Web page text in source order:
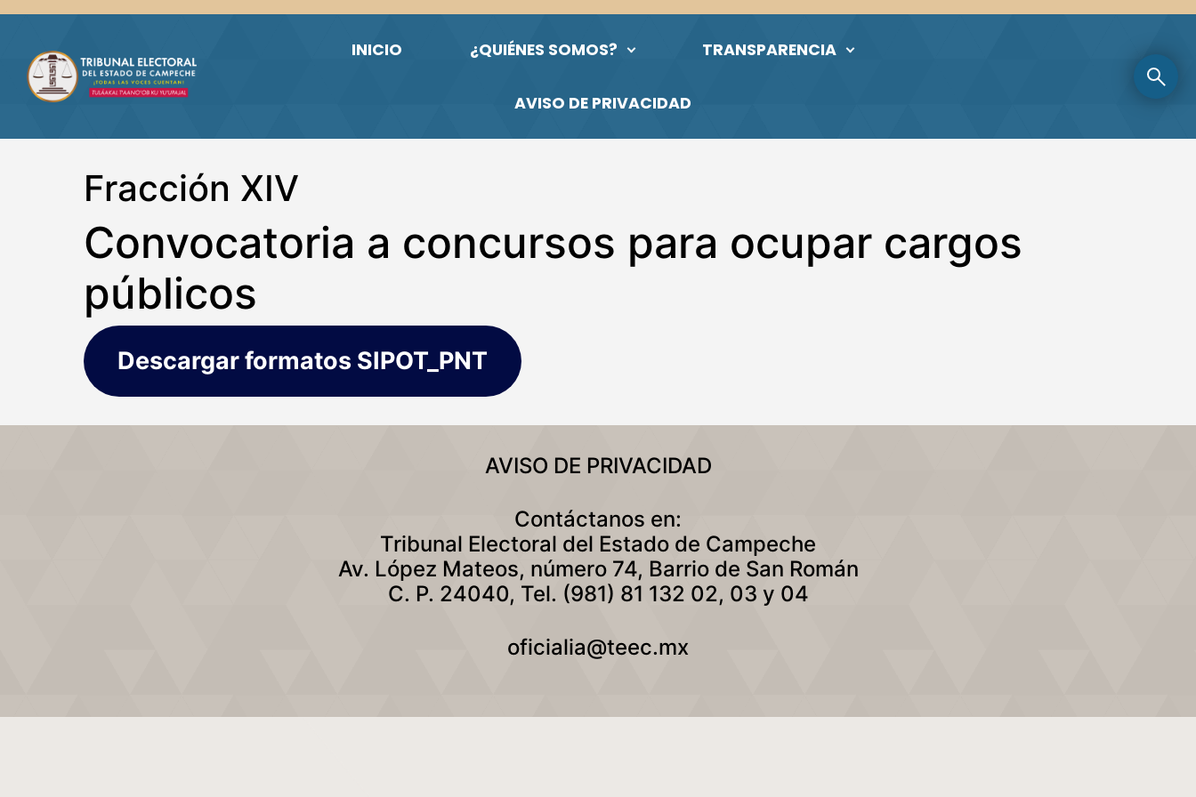
Skip to main content
INICIO ¿QUIÉNES SOMOS? TRANSPARENCIA
AVISO DE PRIVACIDAD
Fracción XIV
Convocatoria a concursos para ocupar cargos
públicos
Descargar formatos SIPOT_PNT
AVISO DE PRIVACIDAD
Contáctanos en:
Tribunal Electoral del Estado de Campeche
Av. López Mateos, número 74, Barrio de San Román
C. P. 24040, Tel. (981) 81 132 02, 03 y 04
oficialia@teec.mx